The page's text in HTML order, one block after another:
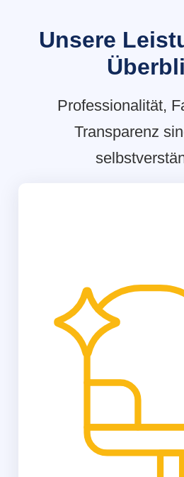
Unsere
Professionalität,
Transparenz